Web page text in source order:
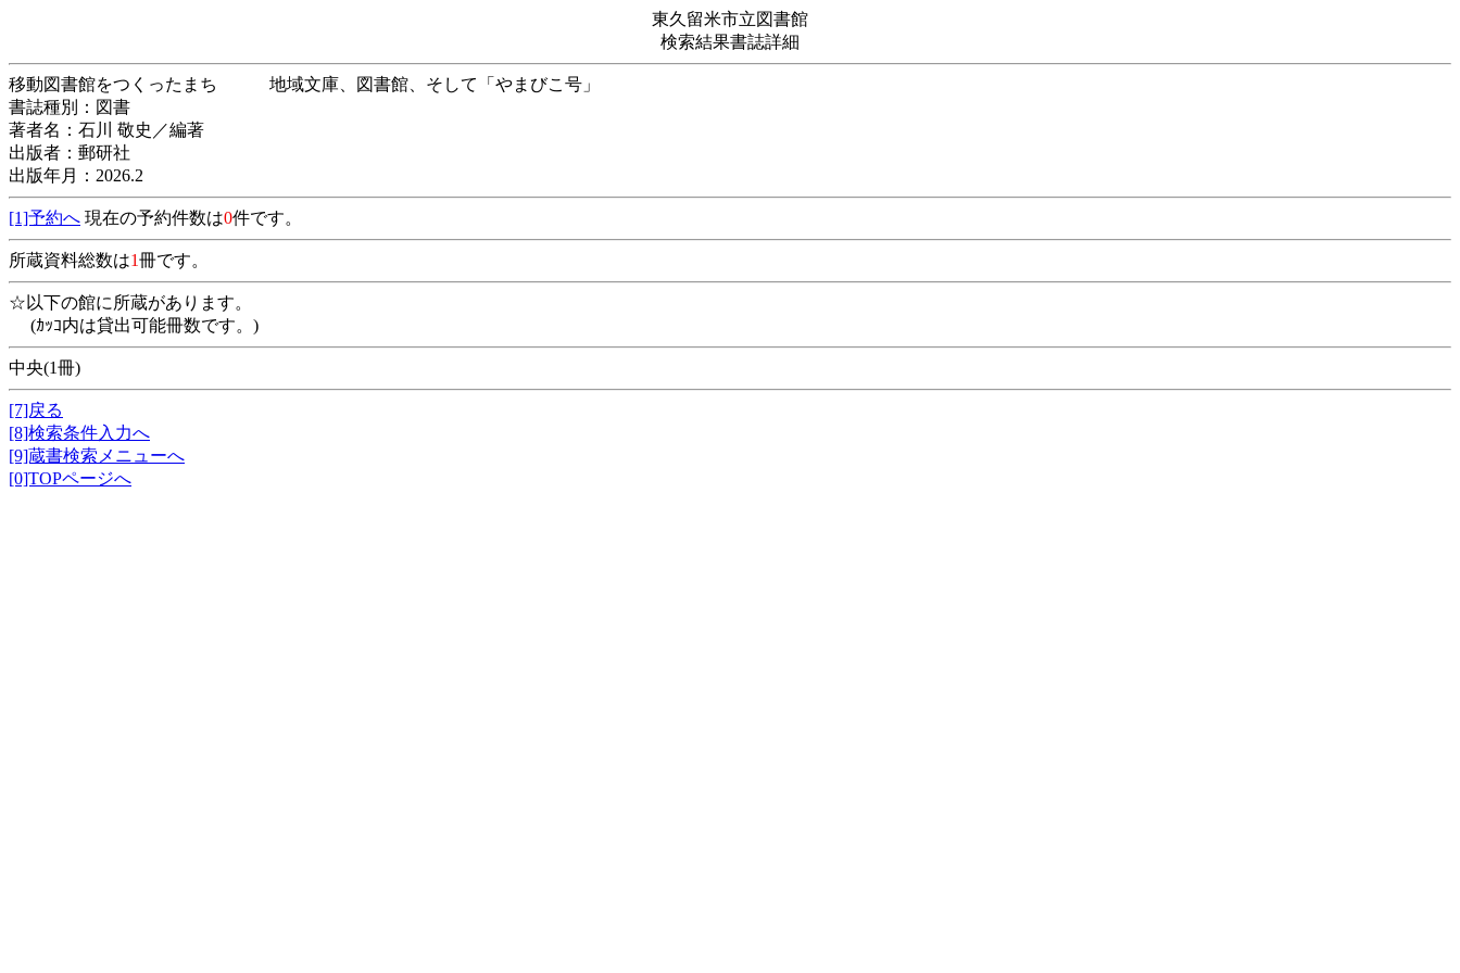
東久留米市立図書館
検索結果書誌詳細
移動図書館をつくったまち 地域文庫、図書館、そして「やまびこ号」
書誌種別：図書
著者名：石川 敬史／編著
出版者：郵研社
出版年月：2026.2
[1]予約へ 現在の予約件数は0件です。
所蔵資料総数は1冊です。
☆以下の館に所蔵があります。
(ｶｯｺ内は貸出可能冊数です。)
中央(1冊)
[7]戻る
[8]検索条件入力へ
[9]蔵書検索メニューへ
[0]TOPページへ